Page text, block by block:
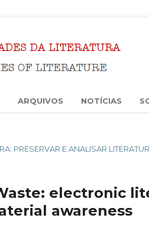
ARQUIVOS NOTÍCIAS
PRESERVAR E ANALISAR
electronic
awareness